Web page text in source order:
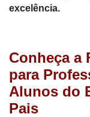
excelência.
Conheça a
para
Alunos do
Pais